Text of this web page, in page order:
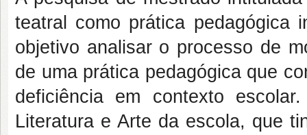
teatral como prática pedagógica
objetivo analisar o processo de
de uma prática pedagógica que
deficiência em contexto
Literatura e Arte da escola, que